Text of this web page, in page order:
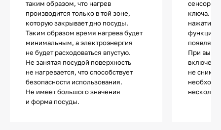
таким образом, что нагрев
производится только в той зоне,
которую закрывает дно посуды.
Таким образом время нагрева будет
минимальным, а электроэнергия
не будет расходоваться впустую.
Не занятая посудой поверхность
не нагревается, что способствует
безопасности использования.
Не имеет большого значения
и форма посуды.
сенсор с
ключа.
нажатии
функции
При
не